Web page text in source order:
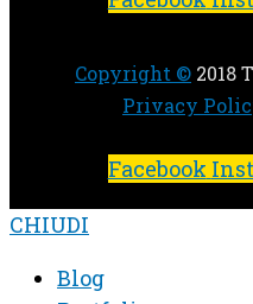
Copyright © 2018
Privacy
Facebook
CHIUDI
Blog